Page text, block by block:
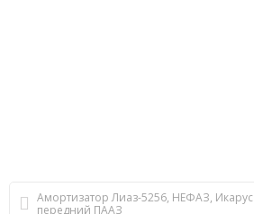
Амортизатор Лиаз-5256, НЕФАЗ, Икарус
передний ПААЗ